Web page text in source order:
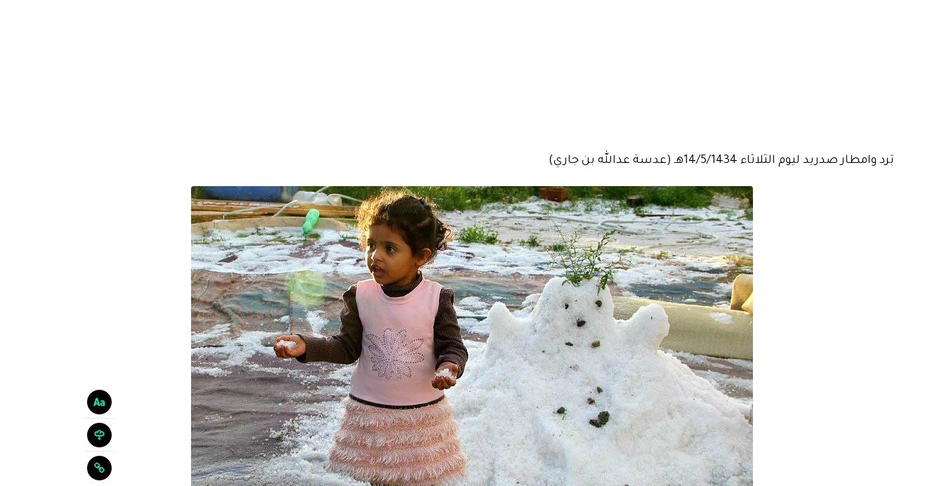
بَرد وامطار صدريد ليوم الثلاثاء 14/5/1434هـ (عدسة عدالله بن جاري)